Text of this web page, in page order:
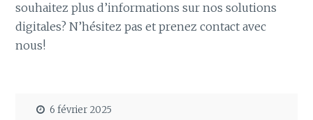
souhaitez plus d’informations sur nos solutions
digitales? N’hésitez pas et prenez contact avec
nous!
6 février 2025